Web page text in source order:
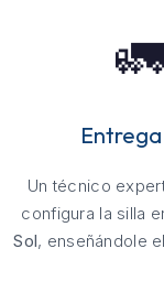
🚛
Un técnico
configura la silla
Sol, enseñándole